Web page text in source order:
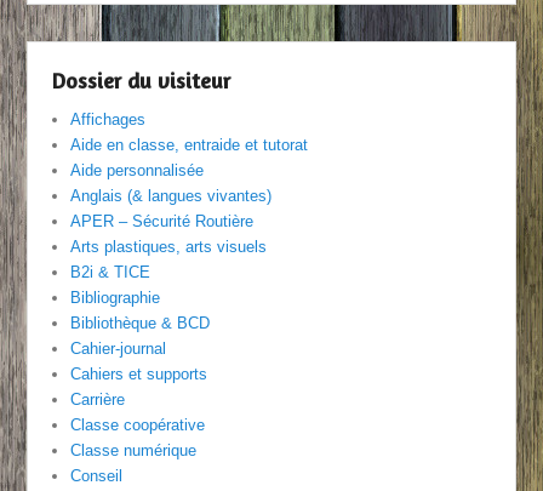
Dossier du visiteur
Affichages
Aide en classe, entraide et tutorat
Aide personnalisée
Anglais (& langues vivantes)
APER – Sécurité Routière
Arts plastiques, arts visuels
B2i & TICE
Bibliographie
Bibliothèque & BCD
Cahier-journal
Cahiers et supports
Carrière
Classe coopérative
Classe numérique
Conseil